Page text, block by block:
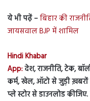
ये भी पढ़ें –बिहार की
जायसवाल BJP में शामिल
Hindi Khabar
App:देश, राजनीति, टेक,
कर्म, खेल, ऑटो से जुड़ी
प्ले स्टोर से डाउनलोड कीजिए.